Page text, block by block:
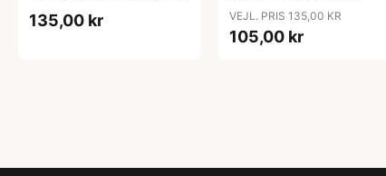
135,00 kr VEJL. PRIS 135,00 KR
105,00 kr